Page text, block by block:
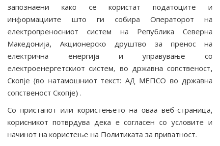
запознаени како се користат податоците и
информациите што ги собира Операторот на
електропреносниот систем на Република Северна
Македонија, Акционерско друштво за пренос на
електрична енергија и управување со
електроенергетскиот систем, во државна сопственост,
Скопје (во натамошниот текст: АД МЕПСО во државна
сопственост Скопје) .
Со пристапот или користењето на оваа веб-страница,
корисникот потврдува дека е согласен со условите и
начинот на користење на Политиката за приватност.